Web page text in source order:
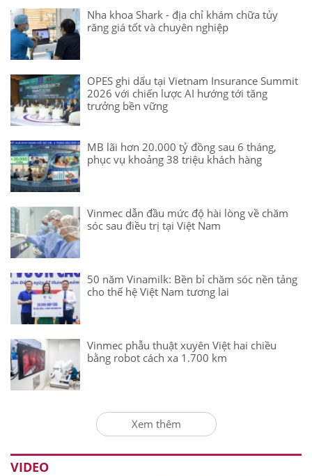
Nha khoa Shark - địa chỉ khám chữa tủy
răng giá tốt và chuyên nghiệp
OPES ghi dấu tại Vietnam Insurance Summit
2026 với chiến lược AI hướng tới tăng
trưởng bền vững
MB lãi hơn 20.000 tỷ đồng sau 6 tháng,
phục vụ khoảng 38 triệu khách hàng
Vinmec dẫn đầu mức độ hài lòng về chăm
sóc sau điều trị tại Việt Nam
50 năm Vinamilk: Bền bỉ chăm sóc nền tảng
cho thế hệ Việt Nam tương lai
Vinmec phẫu thuật xuyên Việt hai chiều
bằng robot cách xa 1.700 km
Xem thêm
VIDEO